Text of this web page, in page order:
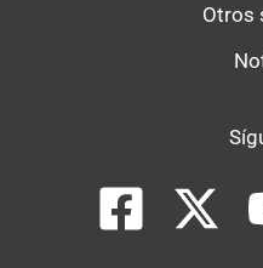
Otros